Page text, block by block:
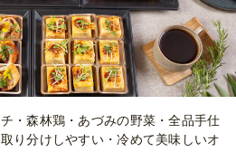
・森林鶏・あづみの野菜・全品手仕
り分けしやすい・冷めて美味しいオ